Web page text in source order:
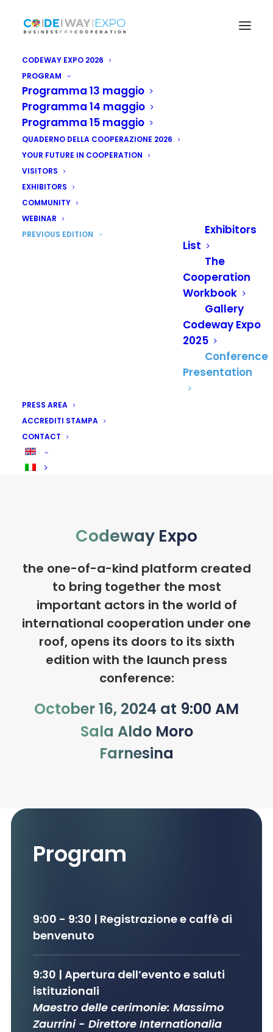
CODEWAY EXPO 2026
PROGRAM
Programma 13 maggio
Programma 14 maggio
Programma 15 maggio
QUADERNO DELLA COOPERAZIONE 2026
YOUR FUTURE IN COOPERATION
VISITORS
EXHIBITORS
COMMUNITY
WEBINAR
PREVIOUS EDITION
Exhibitors
List
The
Cooperation
Workbook
Gallery
Codeway Expo
2025
Conference
Presentation
PRESS AREA
ACCREDITI STAMPA
CONTACT
Where is international
cooperation heading?
With the preeminent role of Italy,
the centrality of enterprises and
everything connects at
Codeway Expo 2025
Press Conference Presentation
Codeway Expo
the one-of-a-kind platform created
to bring together the most
important actors in the world of
international cooperation under one
roof, opens its doors to its sixth
edition with the launch press
conference:
October 16, 2024 at 9:00 AM
Sala Aldo Moro
Farnesina
Program
9:00 - 9:30 | Registrazione e caffè di
benvenuto
9:30 | Apertura dell’evento e saluti
istituzionali
Maestro delle cerimonie: Massimo
Zaurrini- Direttore Internationalia